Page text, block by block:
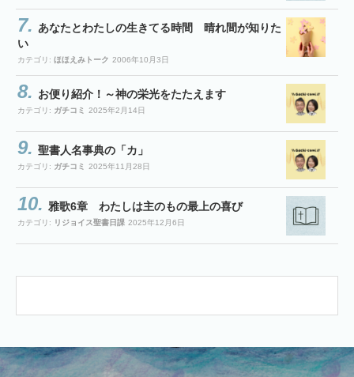
あなたとわたしの生きてる時間 晴れ間が知りた
い
カテゴリ: ほほえみトーク 2006年10月3日
お便り紹介！～神の栄光をたたえます
カテゴリ: ガチコミ 2025年2月14日
聖書人名事典の「カ」
カテゴリ: ガチコミ 2025年11月28日
雅歌6章 わたしは主のもの最上の喜び
カテゴリ: リジョイス聖書日課 2025年12月6日